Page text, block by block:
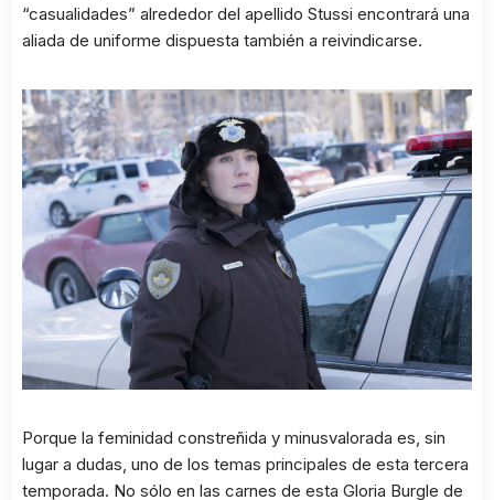
“casualidades” alrededor del apellido Stussi encontrará una
aliada de uniforme dispuesta también a reivindicarse.
Porque la feminidad constreñida y minusvalorada es, sin
lugar a dudas, uno de los temas principales de esta tercera
temporada. No sólo en las carnes de esta Gloria Burgle de